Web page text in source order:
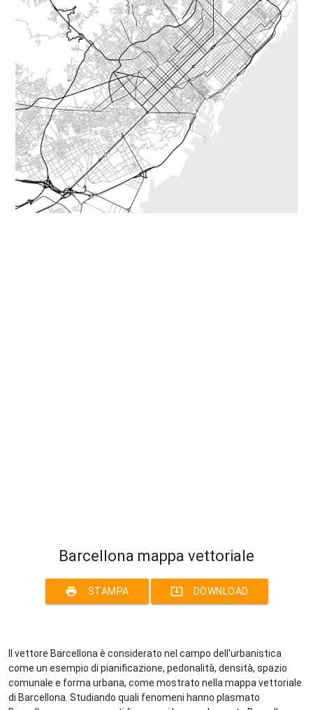
Barcellona mappa vettoriale
print STAMPA system_update_alt DOWNLOAD
Il vettore Barcellona è considerato nel campo dell'urbanistica
come un esempio di pianificazione, pedonalità, densità, spazio
comunale e forma urbana, come mostrato nella mappa vettoriale
di Barcellona. Studiando quali fenomeni hanno plasmato